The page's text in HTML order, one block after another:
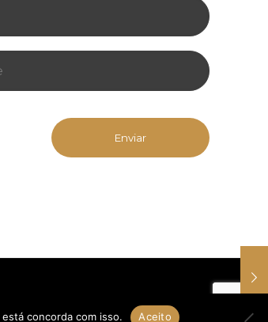
concorda com isso. Aceito